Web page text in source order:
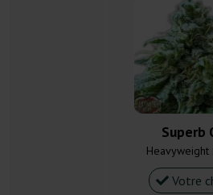
Superb
Heavyweight
Votre